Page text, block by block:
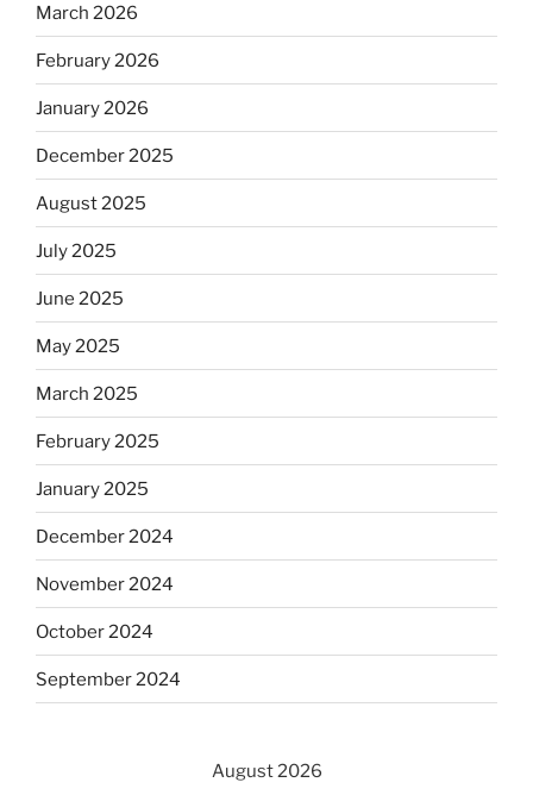
March 2026
February 2026
January 2026
December 2025
August 2025
July 2025
June 2025
May 2025
March 2025
February 2025
January 2025
December 2024
November 2024
October 2024
September 2024
August 2026